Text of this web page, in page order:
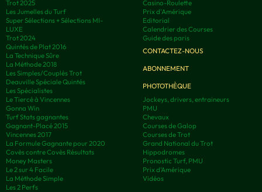
Trot 2025
Les Jumelles du Turf
Super Sélections + Sélections MI-
LUXE
Trot 2024
Quintés de Plat 2016
La Technique Sûre
La Méthode 2018
Les Simples/Couplés Trot
Deauville Spéciale Quintés
Les Spécialistes
Le Tiercé à Vincennes
Gonna Win
Turf Stats gagnantes
Gagnant-Placé 2015
Vincennes 2017
La Formule Gagnante pour 2020
Covès contre Covès Résultats
Money Masters
Le 2 sur 4 Facile
La Méthode Simple
Les 2 Perfs
Casino-Roulette
Prix d'Amérique
Editorial
Calendrier des Courses
Guide des paris
CONTACTEZ-NOUS
ABONNEMENT
PHOTOTHÈQUE
Jockeys, drivers, entraineurs
PMU
Chevaux
Courses de Galop
Courses de Trot
Grand National du Trot
Hippodromes
Pronostic Turf, PMU
Prix d’Amérique
Vidéos